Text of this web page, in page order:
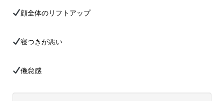
顔全体のリフトアップ
寝つきが悪い
倦怠感